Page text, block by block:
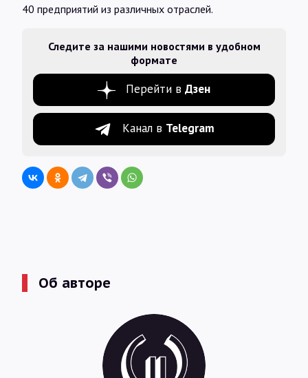
40 предприятий из различных отраслей.
Следите за нашими новостями в удобном
формате
Перейти в Дзен
Канал в Telegram
Об авторе